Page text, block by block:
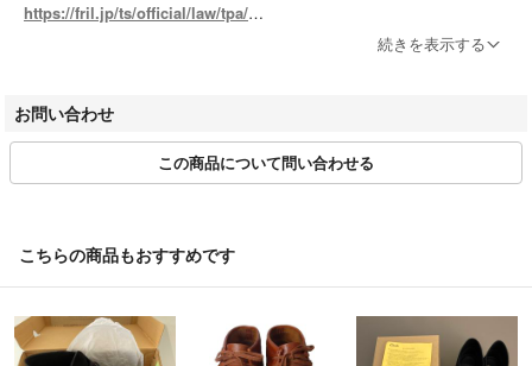
https://fril.jp/ts/official/law/tpa/
T7010001074003
/ RAGTAGニュウマン高輪店 / RAGTAGルミネ池袋店 / RAGTAG下北沢
TAGなんばパークス店 / RAGTAG神戸店 / RAGTAG広島店 / RAGTAG広
島府中店 / RAGTAG福岡店 / RAGTAG福岡パルコ店 /
続きを表示する
お問い合わせ
この商品について問い合わせる
こちらの商品もおすすめです